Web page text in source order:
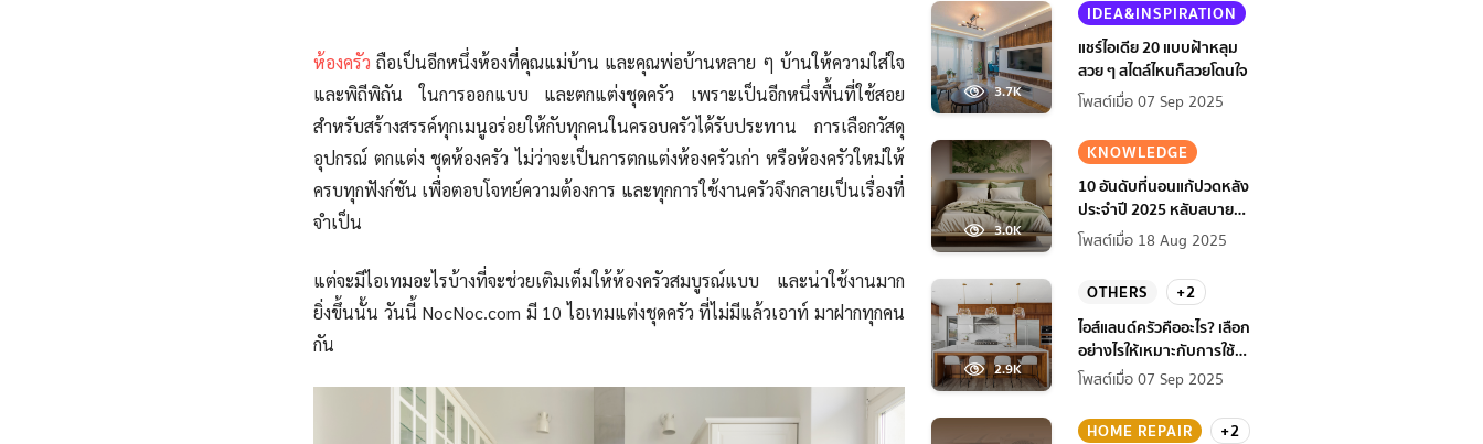
ห้องครัว ถือเป็นอีกหนึ่งห้องที่คุณแม่บ้าน และคุณพ่อบ้านหลาย ๆ บ้านให้ความใส่ใจ
และพิถีพิถัน ในการออกแบบ และตกแต่งชุดครัว เพราะเป็นอีกหนึ่งพื้นที่ใช้สอย
สำหรับสร้างสรรค์ทุกเมนูอร่อยให้กับทุกคนในครอบครัวได้รับประทาน การเลือกวัสดุ
อุปกรณ์ ตกแต่ง ชุดห้องครัว ไม่ว่าจะเป็นการตกแต่งห้องครัวเก่า หรือห้องครัวใหม่ให้
ครบทุกฟังก์ชัน เพื่อตอบโจทย์ความต้องการ และทุกการใช้งานครัวจึงกลายเป็นเรื่องที่
จำเป็น
แต่จะมีไอเทมอะไรบ้างที่จะช่วยเติมเต็มให้ห้องครัวสมบูรณ์แบบ และน่าใช้งานมาก
ยิ่งขึ้นนั้น วันนี้ NocNoc.com มี 10 ไอเทมแต่งชุดครัว ที่ไม่มีแล้วเอาท์ มาฝากทุกคน
กัน
3.7K
IDEA&INSPIRATION
แชร์ไอเดีย 20 แบบฝ้าหลุม
สวย ๆ สไตล์ไหนก็สวยโดนใจ
โพสต์เมื่อ 07 Sep 2025
3.0K
KNOWLEDGE
10 อันดับที่นอนแก้ปวดหลัง
ประจำปี 2025 หลับสบาย
สุขภาพดียิ่งกว่าเดิม
โพสต์เมื่อ 18 Aug 2025
2.9K
OTHERS
+2
ไอส์แลนด์ครัวคืออะไร? เลือก
อย่างไรให้เหมาะกับการใช้
งานที่บ้าน
โพสต์เมื่อ 07 Sep 2025
HOME REPAIR
+2